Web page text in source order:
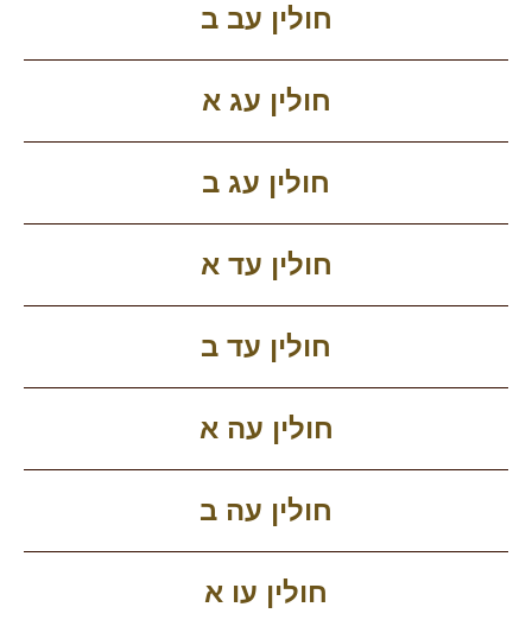
חולין עב ב
חולין עג א
חולין עג ב
חולין עד א
חולין עד ב
חולין עה א
חולין עה ב
חולין עו א